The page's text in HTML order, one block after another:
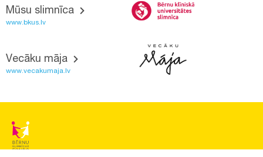
Mūsu slimnīca
www.bkus.lv
Vecāku māja
www.vecakumaja.lv